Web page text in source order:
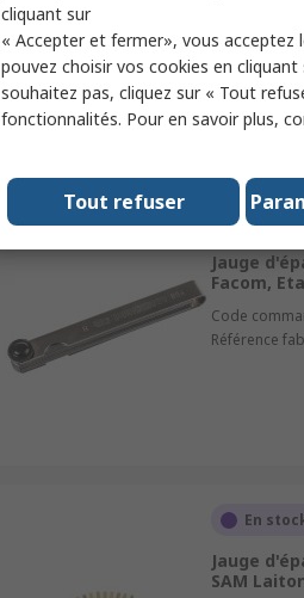
Référence
En
Jauge
Facom,
Code
Référence
En
Jauge
SAM
cliquant sur
« Accepter et fermer», vous
pouvez choisir vos cookies en
souhaitez pas, cliquez sur « Tout
fonctionnalités. Pour en savoir plus,
Tout refuser